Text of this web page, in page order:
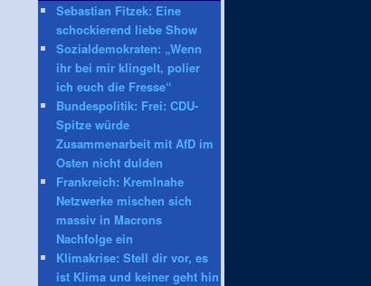
Sebastian Fitzek: Eine
schockierend liebe Show
Sozialdemokraten: „Wenn
ihr bei mir klingelt, polier
ich euch die Fresse“
Bundespolitik: Frei: CDU-
Spitze würde
Zusammenarbeit mit AfD im
Osten nicht dulden
Frankreich: Kremlnahe
Netzwerke mischen sich
massiv in Macrons
Nachfolge ein
Klimakrise: Stell dir vor, es
ist Klima und keiner geht hin